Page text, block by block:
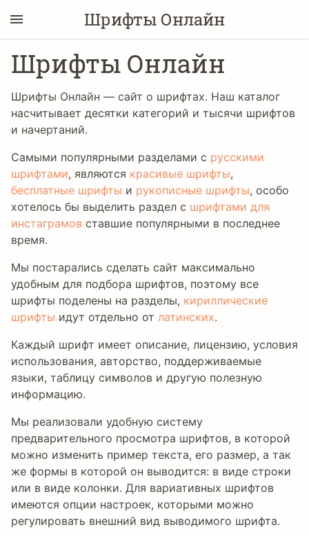
Шрифты Онлайн
Шрифты Онлайн
Шрифты Онлайн — сайт о шрифтах. Наш каталог
насчитывает десятки категорий и тысячи шрифтов
и начертаний.
Самыми популярными разделами с русскими
шрифтами, являются красивые шрифты,
бесплатные шрифты и рукописные шрифты, особо
хотелось бы выделить раздел с шрифтами для
инстаграмов ставшие популярными в последнее
время.
Мы постарались сделать сайт максимально
удобным для подбора шрифтов, поэтому все
шрифты поделены на разделы, кириллические
шрифты идут отдельно от латинских.
Каждый шрифт имеет описание, лицензию, условия
использования, авторство, поддерживаемые
языки, таблицу символов и другую полезную
информацию.
Мы реализовали удобную систему
предварительного просмотра шрифтов, в которой
можно изменить пример текста, его размер, а так
же формы в которой он выводится: в виде строки
или в виде колонки. Для вариативных шрифтов
имеются опции настроек, которыми можно
регулировать внешний вид выводимого шрифта.